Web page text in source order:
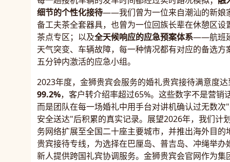
细节的个性化接待——我们曾为一位来自潮汕的新娘
备工夫茶全套器具，也曾为一位回族长辈在休憩区设
茶点专区；以及全天候响应的应急预案体系——航班
天气突变、车辆故障，每一种情况都有对应的备选方
五分钟内激活的应急小组。
2023年度，金狮贵宾会服务的婚礼贵宾接待满意度达
99.2%，客户转介绍率超过65%。这些数字不是营销
而是团队在每一场婚礼中用手台对讲机确认过无数次
安全送达"后积累的真实记录。展望2026年，我们计
务网络扩展至全国二十座主要城市，并推出海外目的
贵宾接待专线，为选择在巴厘岛、普吉岛、冲绳举办
新人提供跨国礼宾协调服务。金狮贵宾会官网作为集